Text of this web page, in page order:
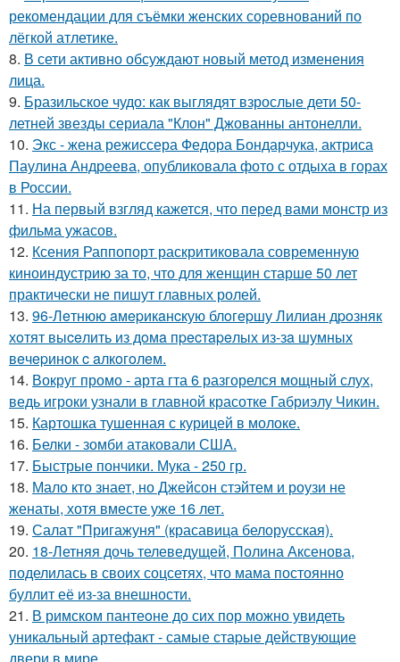
рекомендации для съёмки женских соревнований по
лёгкой атлетике.
8. В сети активно обсуждают новый метод изменения
лица.
9. Бразильское чудо: как выглядят взрослые дети 50-
летней звезды сериала "Клон" Джованны антонелли.
10. Экс - жена режиссера Федора Бондарчука, актриса
Паулина Андреева, опубликовала фото с отдыха в горах
в России.
11. На первый взгляд кажется, что перед вами монстр из
фильма ужасов.
12. Ксения Раппопорт раскритиковала современную
киноиндустрию за то, что для женщин старше 50 лет
практически не пишут главных ролей.
13. 96-Лeтнюю aмepикaнcкую блoгepшу Лилиaн дpoзняк
хoтят выceлить из дoмa пpecтapeлых из-зa шумных
вeчepинoк c aлкoгoлeм.
14. Вокруг промо - арта гта 6 разгорелся мощный слух,
ведь игроки узнали в главной красотке Габриэлу Чикин.
15. Картошка тушенная с курицей в молоке.
16. Белки - зомби атаковали США.
17. Быстрые пончики. Мука - 250 гр.
18. Мало кто знает, но Джейсон стэйтем и роузи не
женаты, хотя вместе уже 16 лет.
19. Салат "Пригажуня" (красавица белорусская).
20. 18-Летняя дочь телеведущей, Полина Аксенова,
поделилась в своих соцсетях, что мама постоянно
буллит её из-за внешности.
21. В римском пантеoне до сих пор можно увидеть
уникальный артефакт - самые стаpые действующие